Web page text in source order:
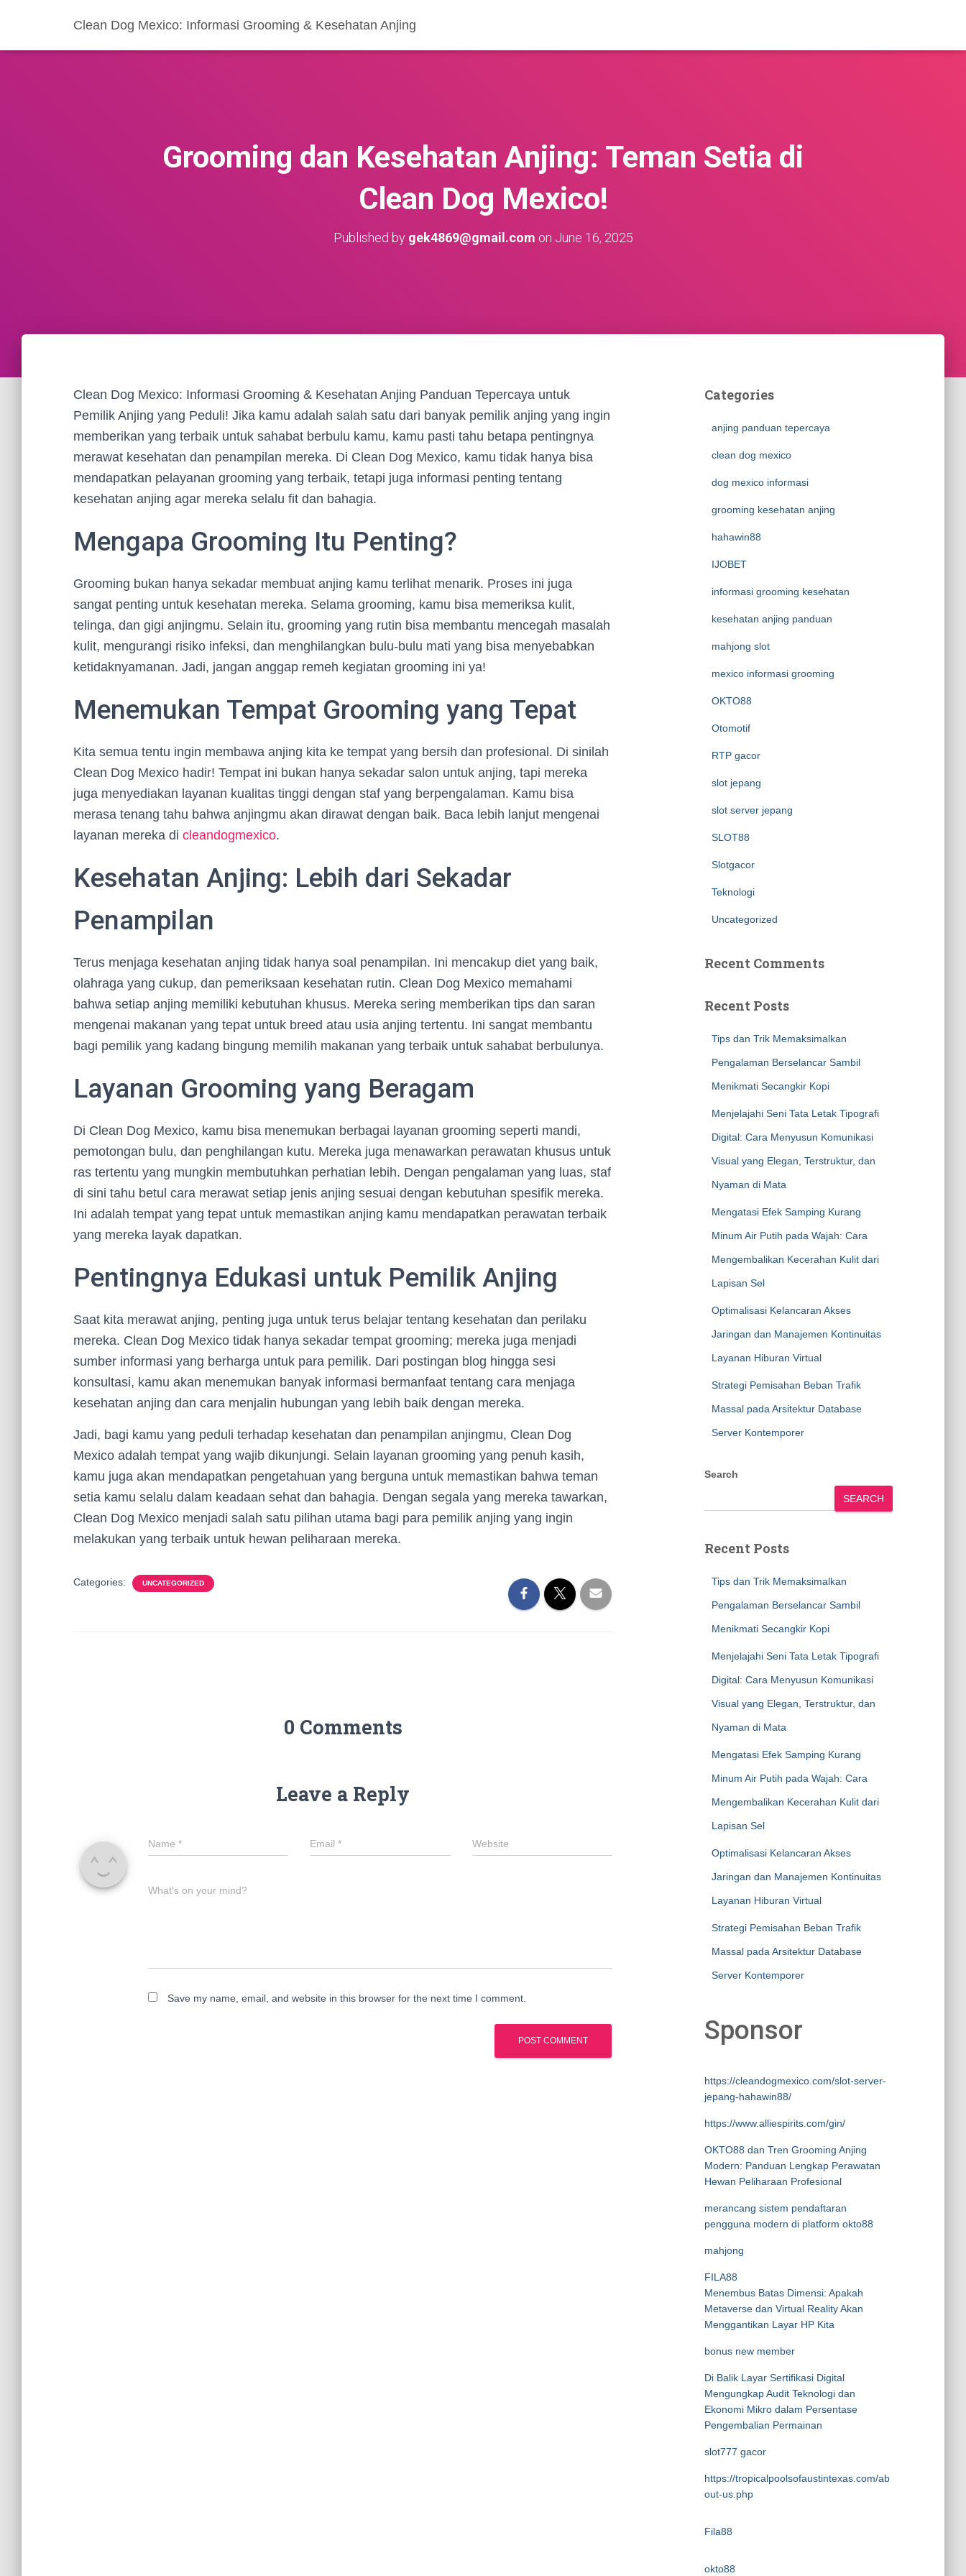
Clean Dog Mexico: Informasi Grooming & Kesehatan Anjing
Grooming dan Kesehatan Anjing: Teman Setia di
Clean Dog Mexico!
Published by gek4869@gmail.com on June 16, 2025
Clean Dog Mexico: Informasi Grooming & Kesehatan Anjing Panduan Tepercaya untuk
Pemilik Anjing yang Peduli! Jika kamu adalah salah satu dari banyak pemilik anjing yang ingin
memberikan yang terbaik untuk sahabat berbulu kamu, kamu pasti tahu betapa pentingnya
merawat kesehatan dan penampilan mereka. Di Clean Dog Mexico, kamu tidak hanya bisa
mendapatkan pelayanan grooming yang terbaik, tetapi juga informasi penting tentang
kesehatan anjing agar mereka selalu fit dan bahagia.
Mengapa Grooming Itu Penting?
Grooming bukan hanya sekadar membuat anjing kamu terlihat menarik. Proses ini juga
sangat penting untuk kesehatan mereka. Selama grooming, kamu bisa memeriksa kulit,
telinga, dan gigi anjingmu. Selain itu, grooming yang rutin bisa membantu mencegah masalah
kulit, mengurangi risiko infeksi, dan menghilangkan bulu-bulu mati yang bisa menyebabkan
ketidaknyamanan. Jadi, jangan anggap remeh kegiatan grooming ini ya!
Menemukan Tempat Grooming yang Tepat
Kita semua tentu ingin membawa anjing kita ke tempat yang bersih dan profesional. Di sinilah
Clean Dog Mexico hadir! Tempat ini bukan hanya sekadar salon untuk anjing, tapi mereka
juga menyediakan layanan kualitas tinggi dengan staf yang berpengalaman. Kamu bisa
merasa tenang tahu bahwa anjingmu akan dirawat dengan baik. Baca lebih lanjut mengenai
layanan mereka di cleandogmexico.
Kesehatan Anjing: Lebih dari Sekadar
Penampilan
Terus menjaga kesehatan anjing tidak hanya soal penampilan. Ini mencakup diet yang baik,
olahraga yang cukup, dan pemeriksaan kesehatan rutin. Clean Dog Mexico memahami
bahwa setiap anjing memiliki kebutuhan khusus. Mereka sering memberikan tips dan saran
mengenai makanan yang tepat untuk breed atau usia anjing tertentu. Ini sangat membantu
bagi pemilik yang kadang bingung memilih makanan yang terbaik untuk sahabat berbulunya.
Layanan Grooming yang Beragam
Di Clean Dog Mexico, kamu bisa menemukan berbagai layanan grooming seperti mandi,
pemotongan bulu, dan penghilangan kutu. Mereka juga menawarkan perawatan khusus untuk
ras tertentu yang mungkin membutuhkan perhatian lebih. Dengan pengalaman yang luas, staf
di sini tahu betul cara merawat setiap jenis anjing sesuai dengan kebutuhan spesifik mereka.
Ini adalah tempat yang tepat untuk memastikan anjing kamu mendapatkan perawatan terbaik
yang mereka layak dapatkan.
Pentingnya Edukasi untuk Pemilik Anjing
Saat kita merawat anjing, penting juga untuk terus belajar tentang kesehatan dan perilaku
mereka. Clean Dog Mexico tidak hanya sekadar tempat grooming; mereka juga menjadi
sumber informasi yang berharga untuk para pemilik. Dari postingan blog hingga sesi
konsultasi, kamu akan menemukan banyak informasi bermanfaat tentang cara menjaga
kesehatan anjing dan cara menjalin hubungan yang lebih baik dengan mereka.
Jadi, bagi kamu yang peduli terhadap kesehatan dan penampilan anjingmu, Clean Dog
Mexico adalah tempat yang wajib dikunjungi. Selain layanan grooming yang penuh kasih,
kamu juga akan mendapatkan pengetahuan yang berguna untuk memastikan bahwa teman
setia kamu selalu dalam keadaan sehat dan bahagia. Dengan segala yang mereka tawarkan,
Clean Dog Mexico menjadi salah satu pilihan utama bagi para pemilik anjing yang ingin
melakukan yang terbaik untuk hewan peliharaan mereka.
Categories: UNCATEGORIZED
0 Comments
Leave a Reply
Name * Email* Website
What's on your mind?
Save my name, email, and website in this browser for the next time I comment.
Categories
anjing panduan tepercaya
clean dog mexico
dog mexico informasi
grooming kesehatan anjing
hahawin88
IJOBET
informasi grooming kesehatan
kesehatan anjing panduan
mahjong slot
mexico informasi grooming
OKTO88
Otomotif
RTP gacor
slot jepang
slot server jepang
SLOT88
Slotgacor
Teknologi
Uncategorized
Recent Comments
Recent Posts
Tips dan Trik Memaksimalkan
Pengalaman Berselancar Sambil
Menikmati Secangkir Kopi
Menjelajahi Seni Tata Letak Tipografi
Digital: Cara Menyusun Komunikasi
Visual yang Elegan, Terstruktur, dan
Nyaman di Mata
Mengatasi Efek Samping Kurang
Minum Air Putih pada Wajah: Cara
Mengembalikan Kecerahan Kulit dari
Lapisan Sel
Optimalisasi Kelancaran Akses
Jaringan dan Manajemen Kontinuitas
Layanan Hiburan Virtual
Strategi Pemisahan Beban Trafik
Massal pada Arsitektur Database
Server Kontemporer
Search
SEARCH
Recent Posts
Tips dan Trik Memaksimalkan
Pengalaman Berselancar Sambil
Menikmati Secangkir Kopi
Menjelajahi Seni Tata Letak Tipografi
Digital: Cara Menyusun Komunikasi
Visual yang Elegan, Terstruktur, dan
Nyaman di Mata
Mengatasi Efek Samping Kurang
Minum Air Putih pada Wajah: Cara
Mengembalikan Kecerahan Kulit dari
Lapisan Sel
Optimalisasi Kelancaran Akses
Jaringan dan Manajemen Kontinuitas
Layanan Hiburan Virtual
Strategi Pemisahan Beban Trafik
Massal pada Arsitektur Database
Server Kontemporer
Sponsor
https://cleandogmexico.com/slot-server-
jepang-hahawin88/
https://www.alliespirits.com/gin/
OKTO88 dan Tren Grooming Anjing
Modern: Panduan Lengkap Perawatan
Hewan Peliharaan Profesional
merancang sistem pendaftaran
pengguna modern di platform okto88
mahjong
FILA88
Menembus Batas Dimensi: Apakah
Metaverse dan Virtual Reality Akan
Menggantikan Layar HP Kita
bonus new member
Di Balik Layar Sertifikasi Digital
Mengungkap Audit Teknologi dan
Ekonomi Mikro dalam Persentase
Pengembalian Permainan
slot777 gacor
https://tropicalpoolsofaustintexas.com/ab
out-us.php
Fila88
okto88